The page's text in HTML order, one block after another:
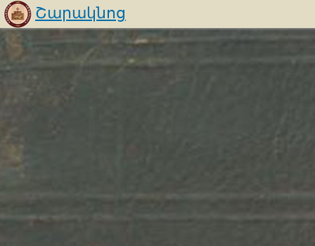
Շարակնոց